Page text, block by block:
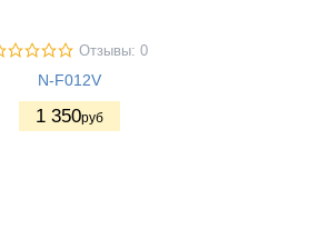
Отзывы: 0
N-F012V
1 350руб